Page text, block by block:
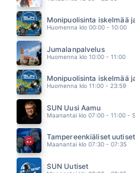
STIG
09.46
JONNE AARON
09.39
Monipuolisinta iskelmää
Huomenna klo 00:00 - 10:00
Jumalanpalvelus
Huomenna klo 10:00 - 11:00
Monipuolisinta iskelmää
Huomenna klo 11:00 - 23:59
SUN Uusi Aamu
Maanantai klo 07:00 - 11:00 -
Tampereenkiäliset uutiset
Maanantai klo 07:30 - 07:35
SUN Uutiset